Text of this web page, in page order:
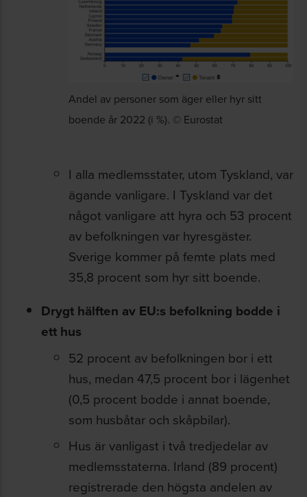
Andel av personer som äger eller hyr sitt
boende år 2022 (i %). © Eurostat
I alla medlemsstater, utom Tyskland, var
ägande vanligare. I Tyskland var det
något vanligare att hyra och 53 procent
av befolkningen var hyresgäster.
Sverige kommer på femte plats med
35,8 procent som hyr sitt boende.
Drygt hälften av EU:s befolkning bodde i
ett hus
52 procent av befolkningen bor i ett
hus, medan 47,5 procent bor i lägenhet
(0,5 procent bodde i annat boende,
som husbåtar och skåpbilar).
Hus är vanligast i två tredjedelar av
medlemsstaterna. Irland (89 procent)
registrerade den högsta andelen av